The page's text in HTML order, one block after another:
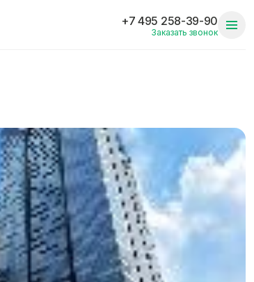
+7 495 258-39-90
Заказать звонок